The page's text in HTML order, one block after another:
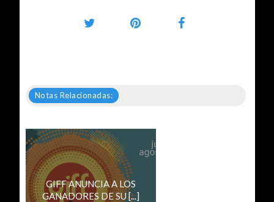
Notas Relacionadas:
GIFF ANUNCIA A LOS
GANADORES DE SU [...]